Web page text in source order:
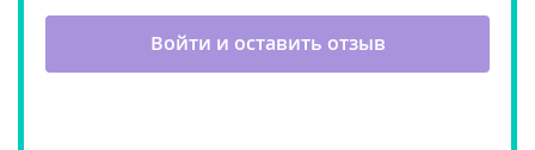
Войти и оставить отзыв